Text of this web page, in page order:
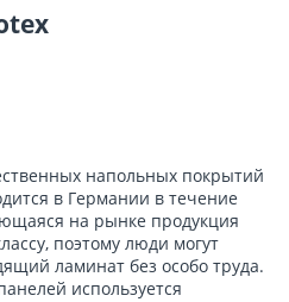
напольных покрытий
в Германии в течение
на рынке продукция
поэтому люди могут
ламинат без особо труда.
используется